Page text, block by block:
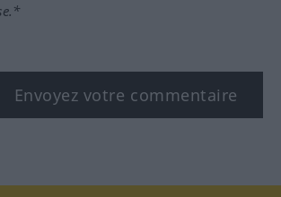
Envoyez votre commentaire